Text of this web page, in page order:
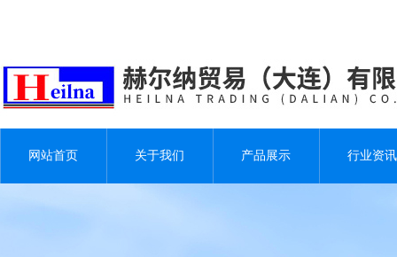
网站首页 关于我们 产品展示 行业资讯